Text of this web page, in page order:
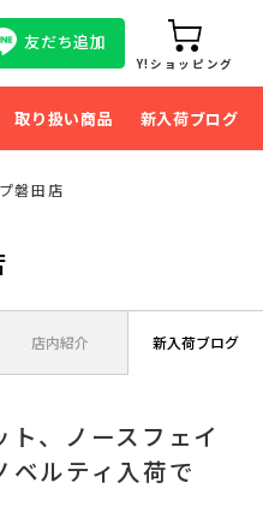
友だち追加
Y!ショッピング
取り扱い商品 新入荷ブログ
磐田店
店内紹介 新入荷ブログ
、ノースフェイ
ルティ入荷で